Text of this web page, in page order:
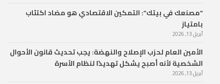
“مصنعك في بيتك”: التمكين الاقتصادي هو مضاد اكتئاب
بامتياز
أبريل 13, 2026
الأمين العام لحزب الإصلاح والنهضة: يجب تحديث قانون الأحوال
الشخصية لأنه أصبح يشكل تهديدًا لنظام الأسرة
أبريل 13, 2026